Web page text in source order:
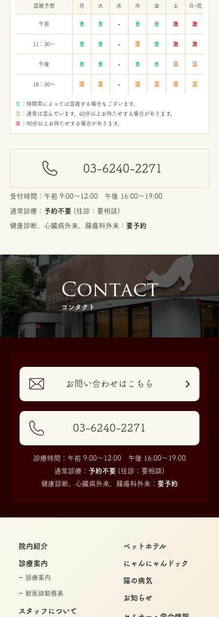
混雑予想 月 火 水 木 金 土 日・祝
午前 普 普 - 普 普 激 激
11：30〜 普 普 - 混 普 激 激
午後 普 普 - 普 普 混 混
18：30〜 混 混 - 混 混 混 混
：時間帯によっては混雑する場合もございます。
：通常は混んでいます。60分以上お待たせする場合があります。
：90分以上お待たせする場合があります。
03-6240-2271
受付時間：午前 9:00〜12:00 午後 16:00〜19:00
通常診療： 予約不要 (往診：要相談)
健康診断、心臓病外来、腫瘍科外来： 要予約
Contact
コンタクト
お問い合わせはこちら
03-6240-2271
診療時間：午前 9:00〜12:00 午後 16:00〜19:00
通常診療： 予約不要 (往診：要相談)
健康診断、心臓病外来、腫瘍科外来： 要予約
院内紹介
診療案内
診療案内
獣医師勤務表
スタッフについて
ペットホテル
にゃんにゃんドック
猫の病気
お知らせ